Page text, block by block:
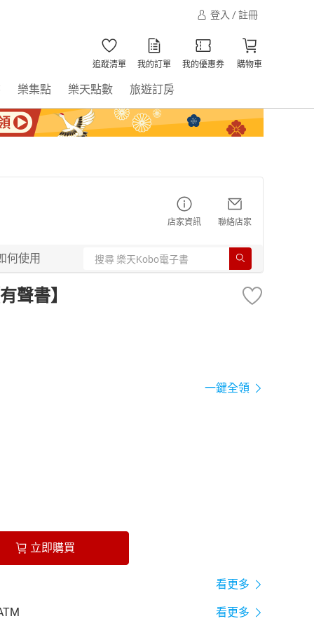
登入 / 註冊
追蹤清單 我的訂單 我的優惠券 購物車
樂集點 樂天點數 旅遊訂房
店家資訊 聯絡店家
何使用
聲書】
一鍵全領
立即購買
看更多
看更多